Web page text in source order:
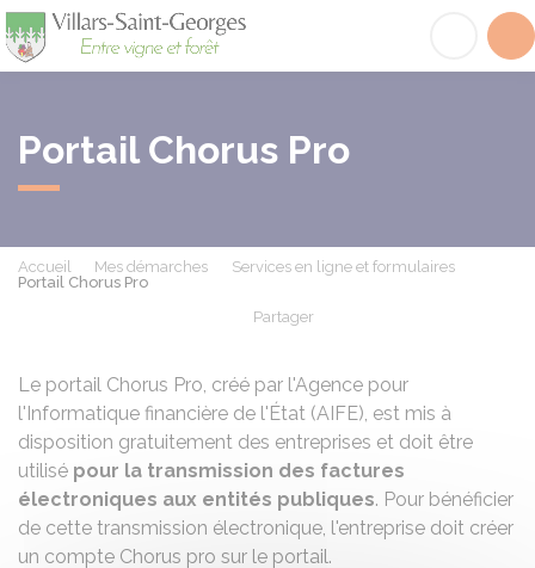
Portail Chorus Pro
Accueil Mes démarches
Services en ligne et formulaires
Portail Chorus Pro
Partager
Le portail Chorus Pro, créé par l'Agence pour
l'Informatique financière de l'État (AIFE), est mis à
disposition gratuitement des entreprises et doit être
utilisé pour la transmission des factures
électroniques aux entités publiques. Pour bénéficier
de cette transmission électronique, l'entreprise doit créer
un compte Chorus pro sur le portail.